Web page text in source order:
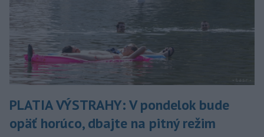
PLATIA VÝSTRAHY: V pondelok bude
opäť horúco, dbajte na pitný režim